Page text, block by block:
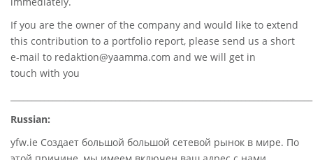
If you are the owner of the company and would like to extend
this contribution to a portfolio report, please send us a short
e-mail to redaktion@yaamma.com and we will get in
touch with you
Russian:
yfw.ie Создает большой большой сетевой рынок в мире. По